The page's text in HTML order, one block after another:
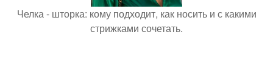
Челка - шторка: кому подходит, как носить и с какими
стрижками сочетать.